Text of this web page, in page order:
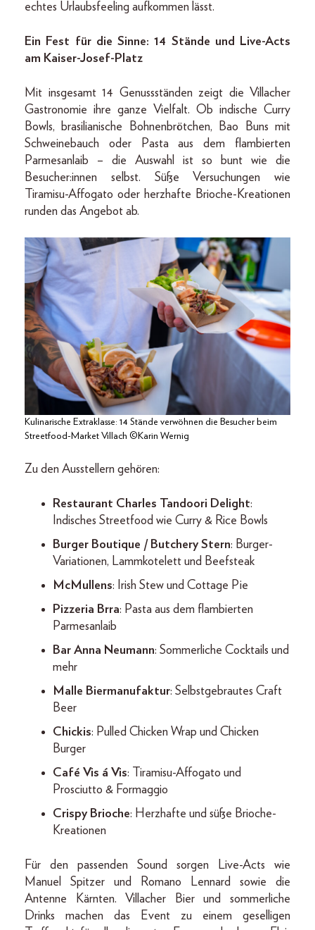
echtes Urlaubsfeeling aufkommen lässt.
Ein Fest für die Sinne: 14 Stände und Live-Acts
am Kaiser-Josef-Platz
Mit insgesamt 14 Genussständen zeigt die Villacher
Gastronomie ihre ganze Vielfalt. Ob indische Curry
Bowls, brasilianische Bohnenbrötchen, Bao Buns mit
Schweinebauch oder Pasta aus dem flambierten
Parmesanlaib – die Auswahl ist so bunt wie die
Besucher:innen selbst. Süße Versuchungen wie
Tiramisu-Affogato oder herzhafte Brioche-Kreationen
runden das Angebot ab.
Kulinarische Extraklasse: 14 Stände verwöhnen die Besucher beim
Streetfood-Market Villach ©Karin Wernig
Zu den Ausstellern gehören:
Restaurant Charles Tandoori Delight:
Indisches Streetfood wie Curry & Rice Bowls
Burger Boutique / Butchery Stern: Burger-
Variationen, Lammkotelett und Beefsteak
McMullens: Irish Stew und Cottage Pie
Pizzeria Brra: Pasta aus dem flambierten
Parmesanlaib
Bar Anna Neumann: Sommerliche Cocktails und
mehr
Malle Biermanufaktur: Selbstgebrautes Craft
Beer
Chickis: Pulled Chicken Wrap und Chicken
Burger
Café Vis á Vis: Tiramisu-Affogato und
Prosciutto & Formaggio
Crispy Brioche: Herzhafte und süße Brioche-
Kreationen
Für den passenden Sound sorgen Live-Acts wie
Manuel Spitzer und Romano Lennard sowie die
Antenne Kärnten. Villacher Bier und sommerliche
Drinks machen das Event zu einem geselligen